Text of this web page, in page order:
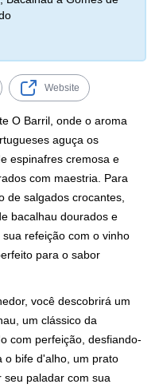
Website
O Barril, onde o aroma
aguça os
espinafres cremosa e
com maestria. Para
de salgados crocantes,
bacalhau dourados e
refeição com o vinho
para o sabor
você descobrirá um
um clássico da
com perfeição, desfiando-
o bife d'alho, um prato
paladar com sua